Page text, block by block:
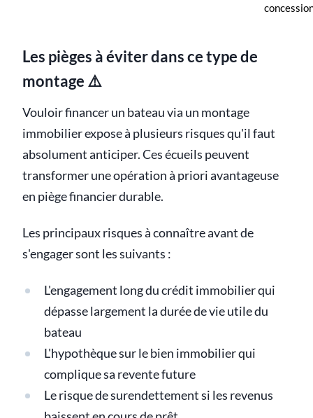
Les pièges à éviter dans ce type de
montage ⚠️
Vouloir financer un bateau via un montage
immobilier expose à plusieurs risques qu'il faut
absolument anticiper. Ces écueils peuvent
transformer une opération à priori avantageuse
en piège financier durable.
Les principaux risques à connaître avant de
s'engager sont les suivants :
L'engagement long du crédit immobilier qui
dépasse largement la durée de vie utile du
bateau
L'hypothèque sur le bien immobilier qui
complique sa revente future
Le risque de surendettement si les revenus